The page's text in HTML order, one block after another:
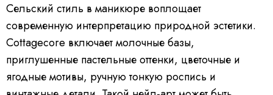
Сельский стиль в маникюре воплощает
современную интерпретацию природной эстетики.
Cottagecore включает молочные базы,
приглушенные пастельные оттенки, цветочные и
ягодные мотивы, ручную тонкую роспись и